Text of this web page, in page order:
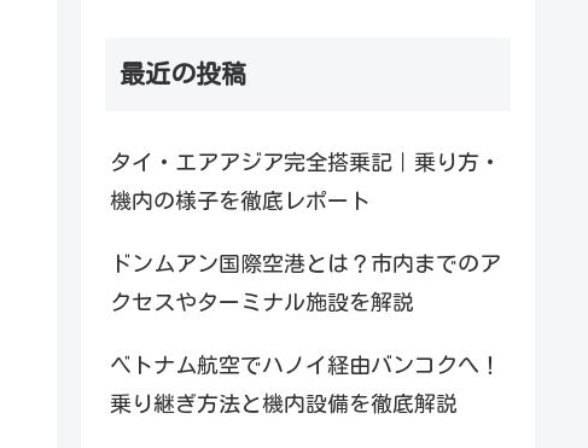
最近の投稿
タイ・エアアジア完全搭乗記｜乗り方・
機内の様子を徹底レポート
ドンムアン国際空港とは？市内までのア
クセスやターミナル施設を解説
ベトナム航空でハノイ経由バンコクへ！
乗り継ぎ方法と機内設備を徹底解説